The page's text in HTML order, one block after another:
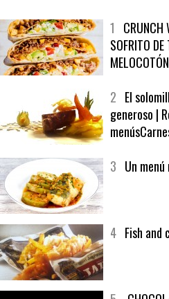
MÁS LEÍDO ÚLTIMAS
SOFRITO
MELOCOTÓN
generoso |